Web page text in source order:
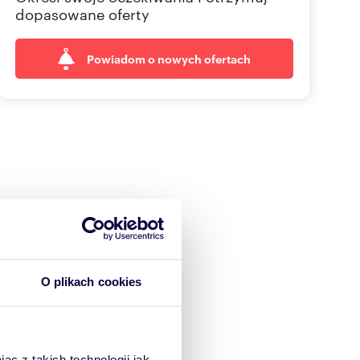
O plikach cookies
dopasowane oferty
Powiadom o nowych ofertach